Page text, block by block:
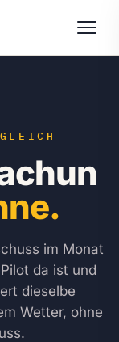
im Monat
da ist und
dieselbe
Wetter, ohne